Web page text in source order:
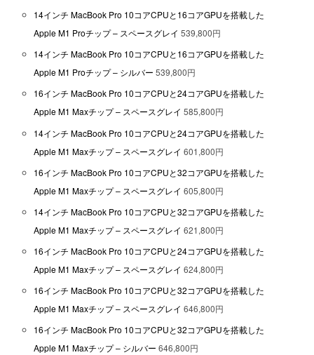
14インチ MacBook Pro 10コアCPUと16コアGPUを搭載した
Apple M1 Proチップ – スペースグレイ 539,800円
14インチ MacBook Pro 10コアCPUと16コアGPUを搭載した
Apple M1 Proチップ – シルバー 539,800円
16インチ MacBook Pro 10コアCPUと24コアGPUを搭載した
Apple M1 Maxチップ – スペースグレイ 585,800円
14インチ MacBook Pro 10コアCPUと24コアGPUを搭載した
Apple M1 Maxチップ – スペースグレイ 601,800円
16インチ MacBook Pro 10コアCPUと32コアGPUを搭載した
Apple M1 Maxチップ – スペースグレイ 605,800円
14インチ MacBook Pro 10コアCPUと32コアGPUを搭載した
Apple M1 Maxチップ – スペースグレイ 621,800円
16インチ MacBook Pro 10コアCPUと24コアGPUを搭載した
Apple M1 Maxチップ – スペースグレイ 624,800円
16インチ MacBook Pro 10コアCPUと32コアGPUを搭載した
Apple M1 Maxチップ – スペースグレイ 646,800円
16インチ MacBook Pro 10コアCPUと32コアGPUを搭載した
Apple M1 Maxチップ – シルバー 646,800円